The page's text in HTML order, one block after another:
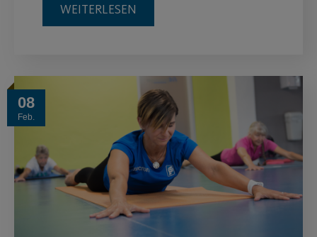
WEITERLESEN
08
Feb.